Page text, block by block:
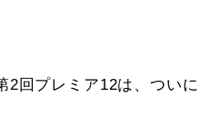
2回プレミア12は、ついに